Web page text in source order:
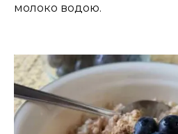
молоко водою.